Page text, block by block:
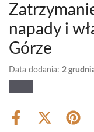
napady i
Górze
Data dodania: 2
Share
Share